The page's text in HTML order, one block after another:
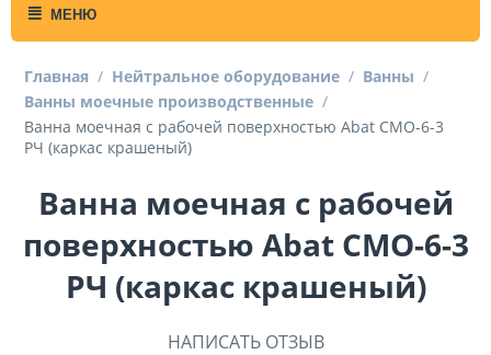
МЕНЮ
Главная / Нейтральное оборудование / Ванны /
Ванны моечные производственные /
Ванна моечная с рабочей поверхностью Abat СМО-6-3
РЧ (каркас крашеный)
Ванна моечная с рабочей
поверхностью Abat СМО-6-3
РЧ (каркас крашеный)
НАПИСАТЬ ОТЗЫВ